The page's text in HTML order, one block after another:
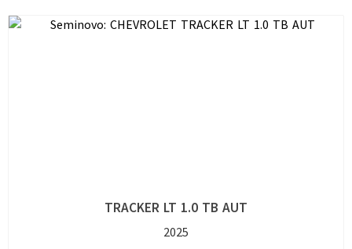
TRACKER LT 1.0 TB AUT
2025